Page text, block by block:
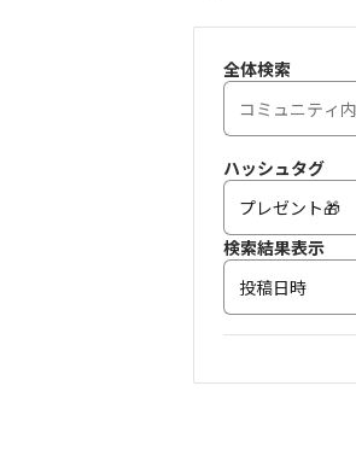
全体検索
ハッシュタグ
検索結果表示
投稿日時